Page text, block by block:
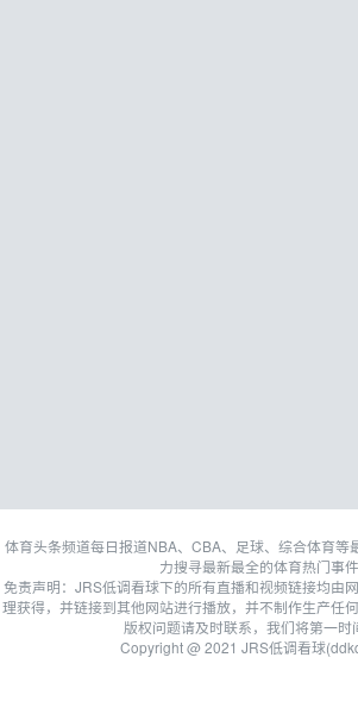
体育头条频道每日报道NBA、CBA、足球、综合体育等
力搜寻最新最全的体育热门事件
免责声明：JRS低调看球下的所有直播和视频链接均由
理获得，并链接到其他网站进行播放，并不制作生产任
版权问题请及时联系，我们将第一时
Copyright @ 2021 JRS低调看球